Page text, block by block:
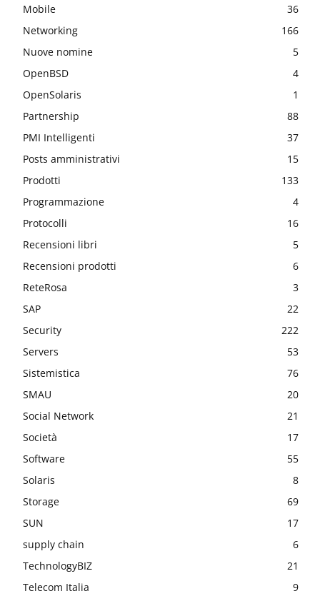
Mobile
36
Networking
166
Nuove nomine
5
OpenBSD
4
OpenSolaris
1
Partnership
88
PMI Intelligenti
37
Posts amministrativi
15
Prodotti
133
Programmazione
4
Protocolli
16
Recensioni libri
5
Recensioni prodotti
6
ReteRosa
3
SAP
22
Security
222
Servers
53
Sistemistica
76
SMAU
20
Social Network
21
Società
17
Software
55
Solaris
8
Storage
69
SUN
17
supply chain
6
TechnologyBIZ
21
Telecom Italia
9